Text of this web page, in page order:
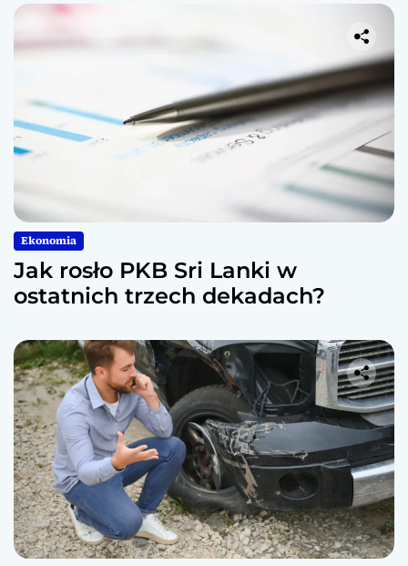
Ekonomia
Jak rosło PKB Sri Lanki w
ostatnich trzech dekadach?